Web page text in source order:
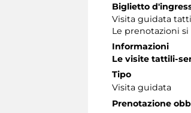
Biglietto
Visita guidata
Le prenotazioni
Informazioni
Le visite tattili-
Tipo
Visita guidata
Prenotazione